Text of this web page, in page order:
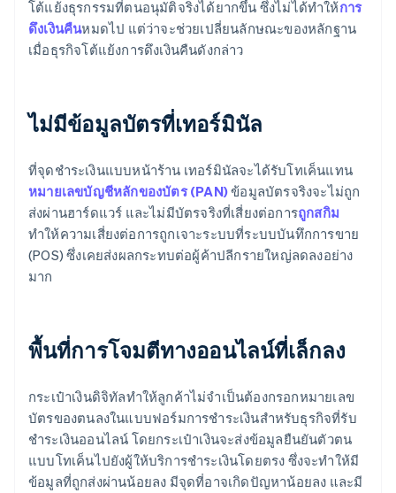
โต้แย้งธุรกรรมที่ตนอนุมัติจริงได้ยากขึ้น ซึ่งไม่ได้ทำให้การ
ดึงเงินคืนหมดไป แต่ว่าจะช่วยเปลี่ยนลักษณะของหลักฐาน
เมื่อธุรกิจโต้แย้งการดึงเงินคืนดังกล่าว
ไม่มีข้อมูลบัตรที่เทอร์มินัล
ที่จุดชำระเงินแบบหน้าร้าน เทอร์มินัลจะได้รับโทเค็นแทน
หมายเลขบัญชีหลักของบัตร (PAN)ข้อมูลบัตรจริงจะไม่ถูก
ส่งผ่านฮาร์ดแวร์ และไม่มีบัตรจริงที่เสี่ยงต่อการถูกสกิม
ทำให้ความเสี่ยงต่อการถูกเจาะระบบที่ระบบบันทึกการขาย
(POS) ซึ่งเคยส่งผลกระทบต่อผู้ค้าปลีกรายใหญ่ลดลงอย่าง
มาก
พื้นที่การโจมตีทางออนไลน์ที่เล็กลง
กระเป๋าเงินดิจิทัลทำให้ลูกค้าไม่จำเป็นต้องกรอกหมายเลข
บัตรของตนลงในแบบฟอร์มการชำระเงินสำหรับธุรกิจที่รับ
ชำระเงินออนไลน์ โดยกระเป๋าเงินจะส่งข้อมูลยืนยันตัวตน
แบบโทเค็นไปยังผู้ให้บริการชำระเงินโดยตรง ซึ่งจะทำให้มี
ข้อมูลที่ถูกส่งผ่านน้อยลง มีจุดที่อาจเกิดปัญหาน้อยลง และมี